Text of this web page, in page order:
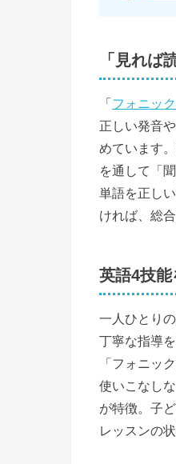
「見れば
「 フォニッ
正しい発音
めています
を通して「
単語を正し
ければ、総
英語4技
一人ひとり
丁寧な指導
「フォニッ
使いこなし
が特徴。子
レッスンの